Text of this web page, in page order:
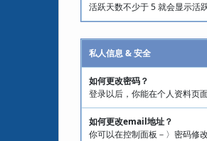
活跃天数不少于 5 就会显示活
私人信息 & 安全
如何更改密码？
登录以后，你能在个人资料页
如何更改email地址？
你可以在控制面板－〉密码修